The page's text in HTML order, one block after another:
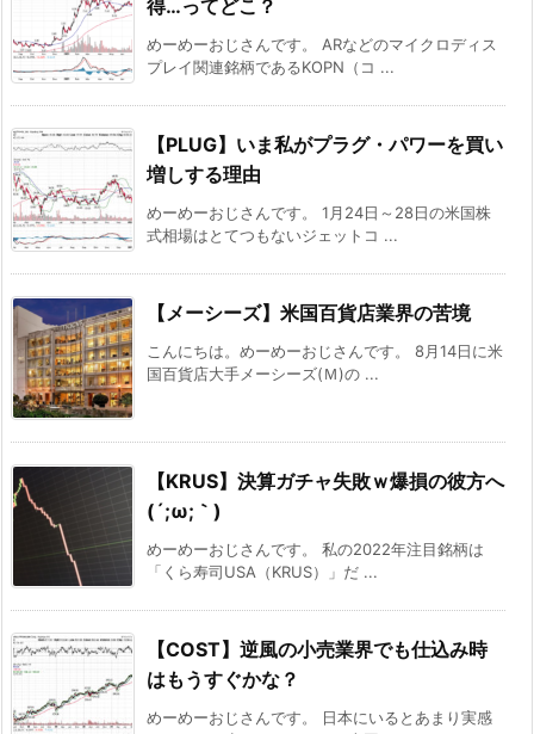
得…ってどこ？
めーめーおじさんです。 ARなどのマイクロディス
プレイ関連銘柄であるKOPN（コ ...
【PLUG】いま私がプラグ・パワーを買い
増しする理由
めーめーおじさんです。 1月24日～28日の米国株
式相場はとてつもないジェットコ ...
【メーシーズ】米国百貨店業界の苦境
こんにちは。めーめーおじさんです。 8月14日に米
国百貨店大手メーシーズ(Ｍ)の ...
【KRUS】決算ガチャ失敗ｗ爆損の彼方へ
(´;ω;｀)
めーめーおじさんです。 私の2022年注目銘柄は
「くら寿司USA（KRUS）」だ ...
【COST】逆風の小売業界でも仕込み時
はもうすぐかな？
めーめーおじさんです。 日本にいるとあまり実感